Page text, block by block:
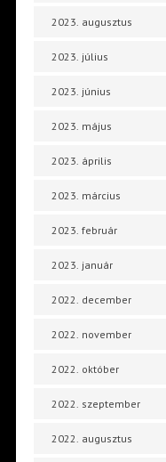
2023. augusztus
2023. július
2023. június
2023. május
2023. április
2023. március
2023. február
2023. január
2022. december
2022. november
2022. október
2022. szeptember
2022. augusztus